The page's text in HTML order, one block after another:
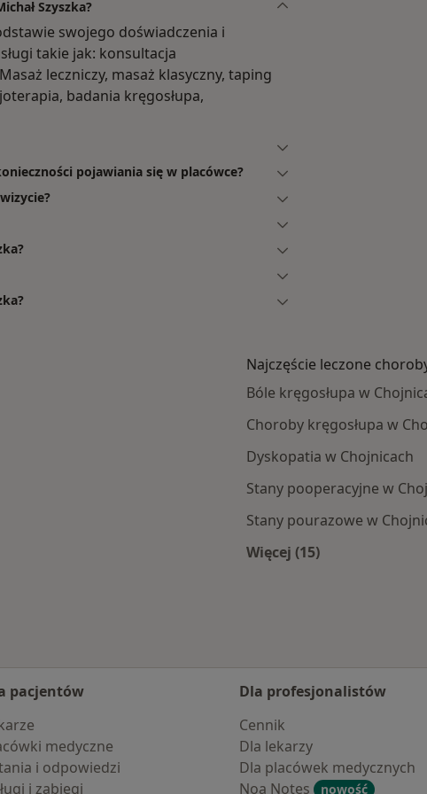
Szyszka?
swojego doświadczenia i
takie jak: konsultacja
leczniczy, masaż klasyczny, taping
badania kręgosłupa,
pojawiania się w placówce?
Najczęście leczone
Bóle kręgosłupa w
Choroby kręgosłupa w
Dyskopatia w Chojnicach
Stany pooperacyjne w
Stany pourazowe w
Więcej (15)
pacjentów
medyczne
i odpowiedzi
i zabiegi
Dla profesjonalistów
Cennik
Dla lekarzy
Dla placówek medycznych
Noa Notes
nowość